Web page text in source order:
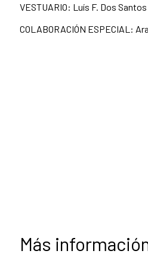
VESTUARIO: Luís F. Dos Santos
COLABORACIÓN ESPECIAL:
Más